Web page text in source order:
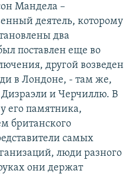
Мандела –
деятель, которому
два
поставлен еще во
другой возведен
в Лондоне, - там же,
и Черчиллю. В
его памятника,
британского
самых
люди разного
они держат